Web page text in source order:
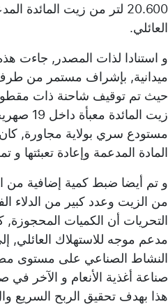
20.600 لتر من زيت المائدة
العائلي.
و استنادا لذات المصدر, جاءت
ميدانية, بإشراف مستمر من طرف
زيت
مستودع سري بولاية مجاورة,
المادة المدعمة وإعادة تعبئتها و
التحريات أن الكميات
مدعم موجه للاستهلاك العائلي,
النشاط الصناعي على مستوى
صناعة أغذية الأنعام و الآخر
هذا بهدف تحقيق الربح